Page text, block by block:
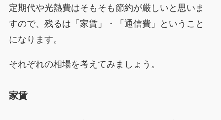
定期代や光熱費はそもそも節約が厳しいと思いま
すので、残るは「家賃」・「通信費」ということ
になります。
それぞれの相場を考えてみましょう。
家賃